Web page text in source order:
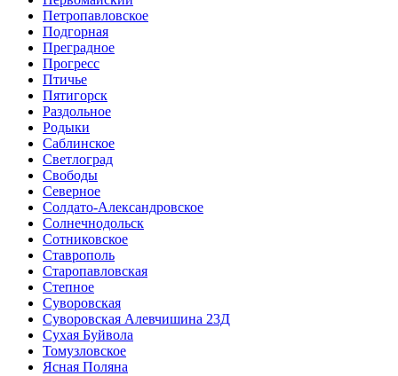
Петропавловское
Подгорная
Преградное
Прогресс
Птичье
Пятигорск
Раздольное
Родыки
Саблинское
Светлоград
Свободы
Северное
Солдато-Александровское
Солнечнодольск
Сотниковское
Ставрополь
Старопавловская
Степное
Суворовская
Суворовская Алевчишина 23Д
Сухая Буйвола
Томузловское
Ясная Поляна